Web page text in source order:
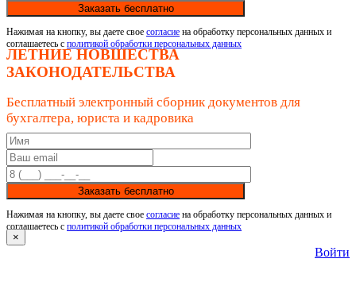
Заказать бесплатно
Нажимая на кнопку, вы даете свое согласие на обработку персональных данных и
соглашаетесь с политикой обработки персональных данных
ЛЕТНИЕ НОВШЕСТВА
ЗАКОНОДАТЕЛЬСТВА
Бесплатный электронный сборник документов для
бухгалтера, юриста и кадровика
Заказать бесплатно
Нажимая на кнопку, вы даете свое согласие на обработку персональных данных и
соглашаетесь с политикой обработки персональных данных
×
Войти